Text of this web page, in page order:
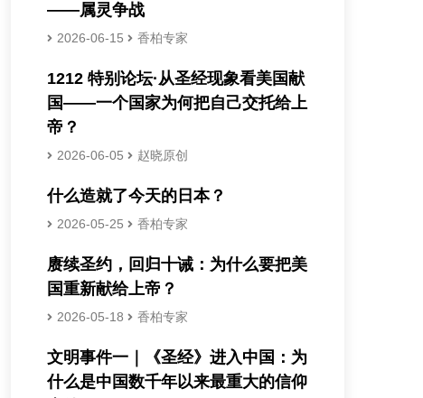
——属灵争战
2026-06-15 香柏专家
1212 特别论坛·从圣经现象看美国献
国——一个国家为何把自己交托给上
帝？
2026-06-05 赵晓原创
什么造就了今天的日本？
2026-05-25 香柏专家
赓续圣约，回归十诫：为什么要把美
国重新献给上帝？
2026-05-18 香柏专家
文明事件一｜《圣经》进入中国：为
什么是中国数千年以来最重大的信仰